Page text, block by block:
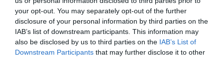
your opt-out. You may separately opt-out of the further
disclosure of your personal information by third parties on the
IAB’s list of downstream participants. This information may
also be disclosed by us to third parties on the IAB’s List of
Downstream Participants that may further disclose it to other
όπως μπορείτε πολύ καλά να φανταστείτε, από
εκεί και πέρα κυριαρχεί το χάος.
Το εντυπωσιακό με την ταινία, είναι ότι με